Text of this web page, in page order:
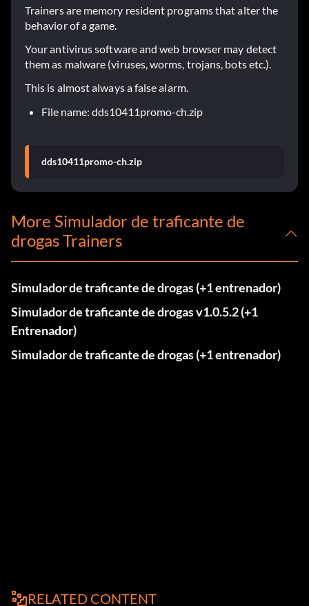
Trainers are memory resident programs that alter the
behavior of a game.
Your antivirus software and web browser may detect
them as malware (viruses, worms, trojans, bots etc.).
This is almost always a false alarm.
File name: dds10411promo-ch.zip
dds10411promo-ch.zip
More Simulador de traficante de
drogas Trainers
Simulador de traficante de drogas (+1 entrenador)
Simulador de traficante de drogas v1.0.5.2 (+1
Entrenador)
Simulador de traficante de drogas (+1 entrenador)
RELATED CONTENT